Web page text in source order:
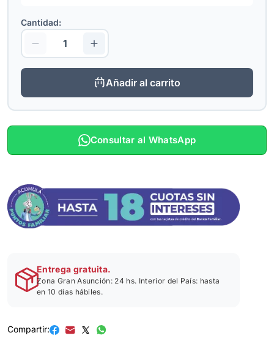
Cantidad:
Añadir al carrito
Consultar al WhatsApp
Entrega gratuita.
Zona Gran Asunción: 24 hs. Interior del País: hasta
en 10 días hábiles.
Compartir: